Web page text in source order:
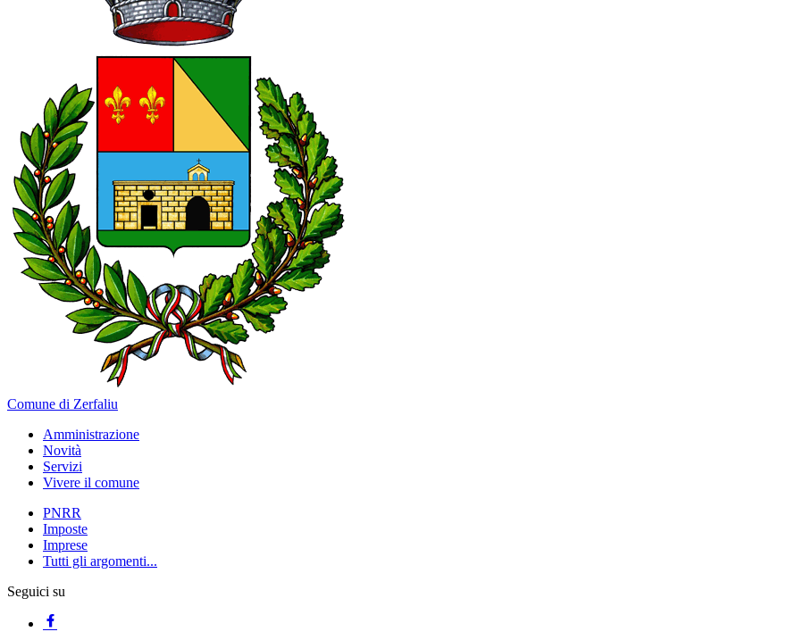
Comune di Zerfaliu
Amministrazione
Novità
Servizi
Vivere il comune
PNRR
Imposte
Imprese
Tutti gli argomenti...
Seguici su